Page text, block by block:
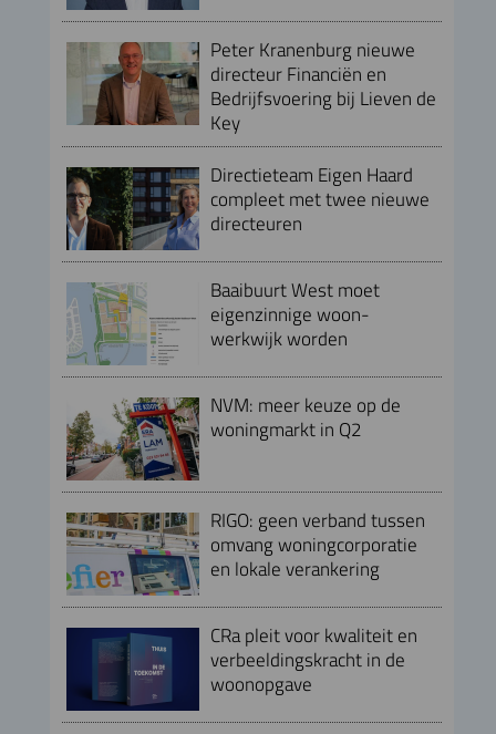
Peter Kranenburg nieuwe
directeur Financiën en
Bedrijfsvoering bij Lieven de
Key
Directieteam Eigen Haard
compleet met twee nieuwe
directeuren
Baaibuurt West moet
eigenzinnige woon-
werkwijk worden
NVM: meer keuze op de
woningmarkt in Q2
RIGO: geen verband tussen
omvang woningcorporatie
en lokale verankering
CRa pleit voor kwaliteit en
verbeeldingskracht in de
woonopgave